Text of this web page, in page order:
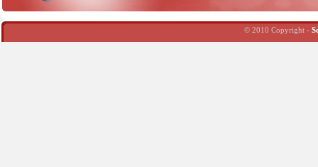
© 2010 Copyright -